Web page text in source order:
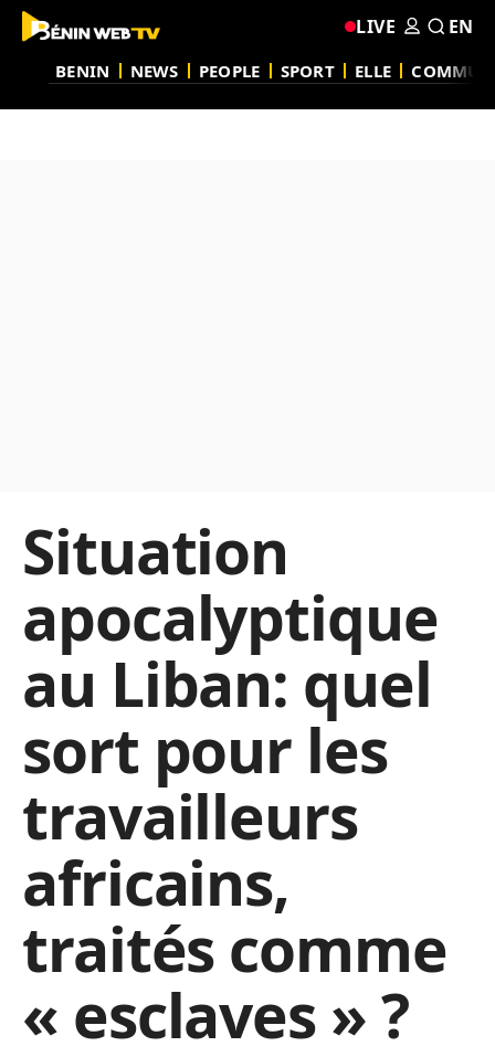
BENIN NEWS PEOPLE SPORT ELLE
LIVE EN
Situation
apocalyptique
au Liban: quel
sort pour les
travailleurs
africains,
traités comme
« esclaves » ?